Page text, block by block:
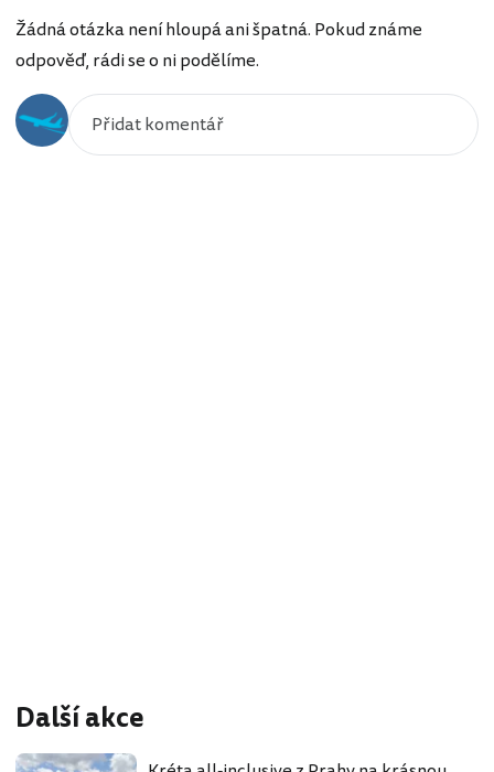
Žádná otázka není hloupá ani špatná. Pokud známe
odpověď, rádi se o ni podělíme.
Další akce